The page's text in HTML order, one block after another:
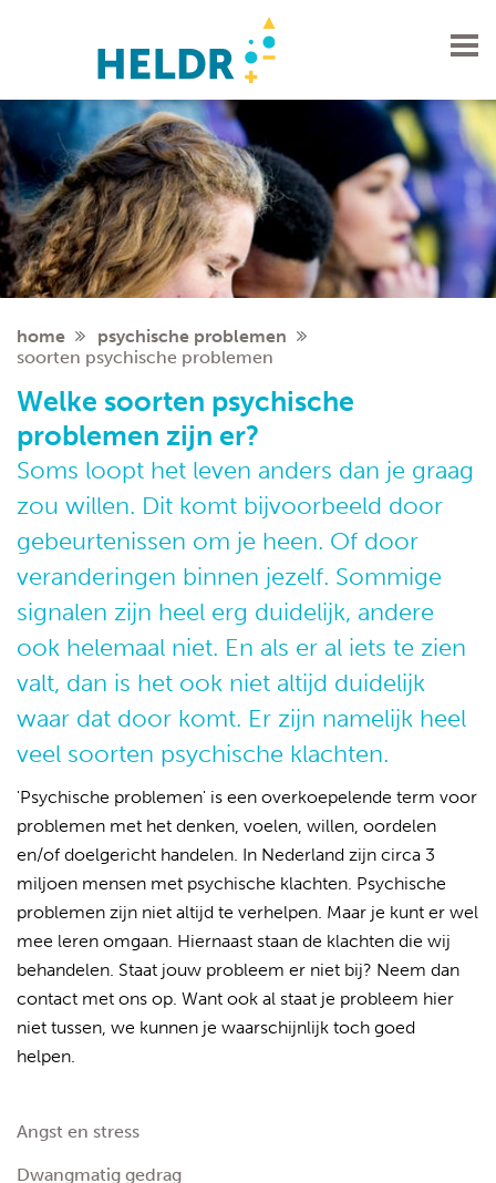
soorten psychische problemen
home
psychische problemen
soorten psychische problemen
Welke soorten psychische
problemen zijn er?
Soms loopt het leven anders dan je graag
zou willen. Dit komt bijvoorbeeld door
gebeurtenissen om je heen. Of door
veranderingen binnen jezelf. Sommige
signalen zijn heel erg duidelijk, andere
ook helemaal niet. En als er al iets te zien
valt, dan is het ook niet altijd duidelijk
waar dat door komt. Er zijn namelijk heel
veel soorten psychische klachten.
'Psychische problemen' is een overkoepelende term voor
problemen met het denken, voelen, willen, oordelen
en/of doelgericht handelen. In Nederland zijn circa 3
miljoen mensen met psychische klachten. Psychische
problemen zijn niet altijd te verhelpen. Maar je kunt er wel
mee leren omgaan. Hiernaast staan de klachten die wij
behandelen. Staat jouw probleem er niet bij? Neem dan
contact met ons op. Want ook al staat je probleem hier
niet tussen, we kunnen je waarschijnlijk toch goed
helpen.
Angst en stress
Dwangmatig gedrag